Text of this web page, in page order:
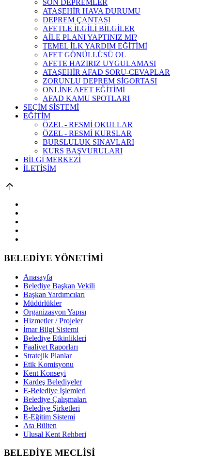
SON DEPREMLER
ATAŞEHİR HAVA DURUMU
DEPREM ÇANTASI
AFETLE İLGİLİ BİLGİLER
AİLE PLANI YAPTINIZ MI?
TEMEL İLK YARDIM EĞİTİMİ
AFET GÖNÜLLÜSÜ OL
AFETE HAZIRIZ UYGULAMASI
ATAŞEHİR AFAD SORU-CEVAPLAR
ZORUNLU DEPREM SİGORTASI
ONLİNE AFET EĞİTİMİ
AFAD KAMU SPOTLARI
SEÇİM SİSTEMİ
EĞİTİM
ÖZEL - RESMİ OKULLAR
ÖZEL - RESMİ KURSLAR
BURSLULUK SINAVLARI
KURS BAŞVURULARI
BİLGİ MERKEZİ
İLETİŞİM
BELEDİYE YÖNETİMİ
Anasayfa
Belediye Başkan Vekili
Başkan Yardımcıları
Müdürlükler
Organizasyon Yapısı
Hizmetler / Projeler
İmar Bilgi Sistemi
Belediye Etkinlikleri
Faaliyet Raporları
Stratejik Planlar
Etik Komisyonu
Kent Konseyi
Kardeş Belediyeler
E-Belediye İşlemleri
Belediye Çalışmaları
Belediye Şirketleri
E-Eğitim Sistemi
Ata Bülten
Ulusal Kent Rehberi
BELEDİYE MECLİSİ